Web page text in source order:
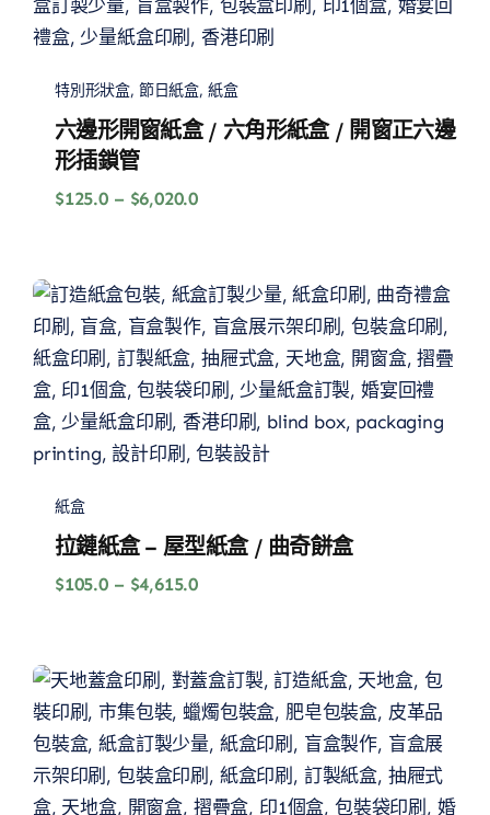
特別形狀盒, 節日紙盒, 紙盒
六邊形開窗紙盒 / 六角形紙盒 / 開窗正六邊
形插鎖管
$125.0 – $6,020.0價
$125.0
到
$6,020.0
紙盒
拉鏈紙盒 – 屋型紙盒 / 曲奇餅盒
$105.0 – $4,615.0價
$105.0
到
$4,615.0